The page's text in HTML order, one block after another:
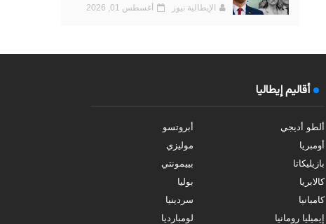
الإيطالية نيوز أغسطس 01, 2026
أقاليم إيطاليا
ألطو أديجي
أبروتسو
أومبريا
موليزي
بازيليكاتا
بييمونتي
كالابريا
بوليا
كامبانيا
سردينيا
إيميليا رومانيا
لومبارديا